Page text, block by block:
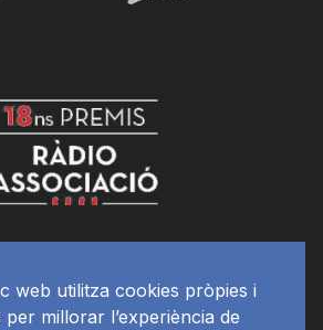
web utilitza cookies pròpies i
millorar l’experiència de